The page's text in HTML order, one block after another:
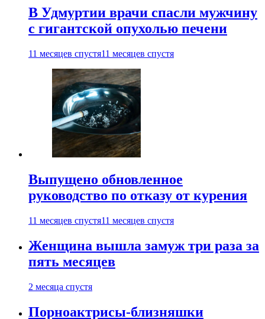
В Удмуртии врачи спасли мужчину
с гигантской опухолью печени
11 месяцев спустя11 месяцев спустя
Выпущено обновленное
руководство по отказу от курения
11 месяцев спустя11 месяцев спустя
Женщина вышла замуж три раза за
пять месяцев
2 месяца спустя
Порноактрисы-близняшки